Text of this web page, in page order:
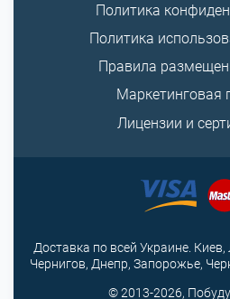
Политика
Политика
Правила
Маркетинговая
Лицензии и
© 2013-2026,
Доставка по всей Украине.
Чернигов, Днепр, Запорожье,